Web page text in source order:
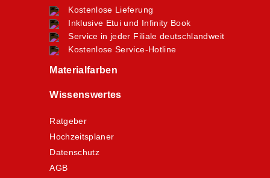
Kostenlose Lieferung
Inklusive Etui und Infinity Book
Service in jeder Filiale deutschlandweit
Kostenlose Service-Hotline
Materialfarben
Wissenswertes
Ratgeber
Hochzeitsplaner
Datenschutz
AGB